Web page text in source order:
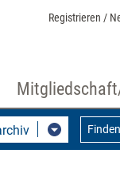
Registrieren /
Finden